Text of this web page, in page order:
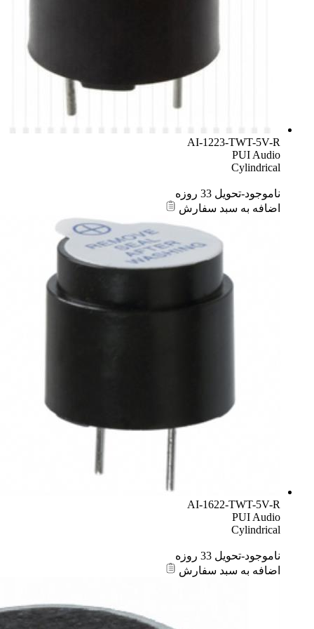
AI-1223-TWT-5V-R
PUI Audio
Cylindrical
ناموجود-تحویل 33 روزه
اضافه به سبد سفارش
AI-1622-TWT-5V-R
PUI Audio
Cylindrical
ناموجود-تحویل 33 روزه
اضافه به سبد سفارش